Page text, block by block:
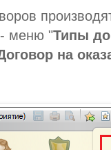
меню "Типы
на